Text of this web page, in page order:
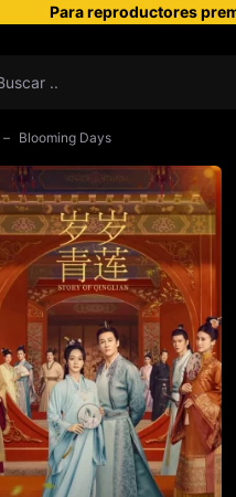
Para reproductores
Blooming Days